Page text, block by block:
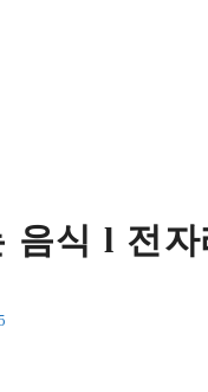
음식 l 전